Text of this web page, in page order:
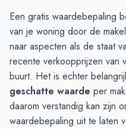
Een gratis waardebepaling
van je woning door de
naar aspecten als de staat
recente verkoopprijzen van
buurt. Het is echter
geschatte waarde per
daarom verstandig kan zijn
waardebepaling uit te laten